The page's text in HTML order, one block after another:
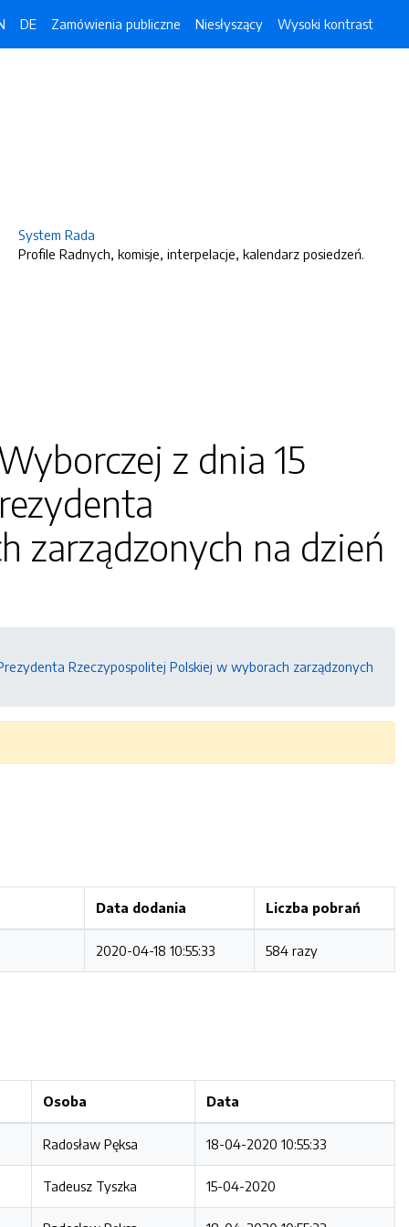
DE Zamówienia publiczne Niesłyszący Wysoki kontrast
System Rada
Profile Radnych, komisje, interpelacje, kalendarz posiedzeń.
z dnia 15
zarządzonych na dzień
Rzeczypospolitej Polskiej w wyborach zarządzonych
Data dodania Liczba pobrań
2020-04-18 10:55:33 584 razy
Osoba Data
Radosław Pęksa 18-04-2020 10:55:33
Tadeusz Tyszka 15-04-2020